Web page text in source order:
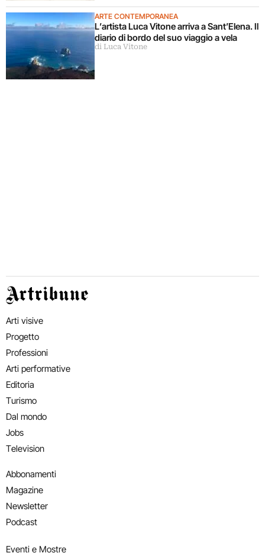
ARTE CONTEMPORANEA
L’artista Luca Vitone arriva a Sant’Elena. Il
diario di bordo del suo viaggio a vela
di Luca Vitone
Artribune
Arti visive
Progetto
Professioni
Arti performative
Editoria
Turismo
Dal mondo
Jobs
Television
Abbonamenti
Magazine
Newsletter
Podcast
Eventi e Mostre